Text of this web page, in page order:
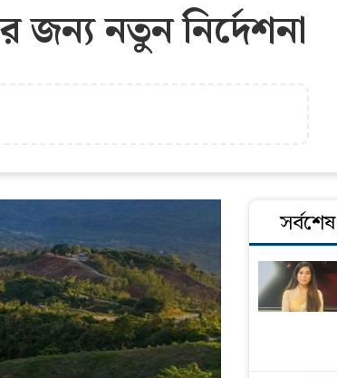
জন্য নতুন নির্দেশনা
সর্বশেষ